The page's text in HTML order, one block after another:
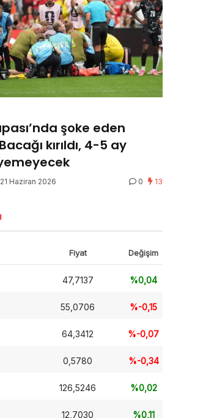
şoke eden
kırıldı, 4-5 ay
21 Haziran 2026 0 13
Fiyat Değişim
47,7137 %0,04
55,0706 %-0,15
64,3412 %-0,07
0,5780 %-0,34
126,5246 %0,02
12,7030 %0,11